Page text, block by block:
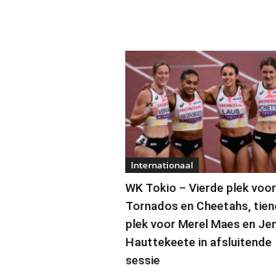
Internationaal
WK Tokio – Vierde plek voor
Tornados en Cheetahs,
plek voor Merel Maes en
Hauttekeete in afsluitende
sessie